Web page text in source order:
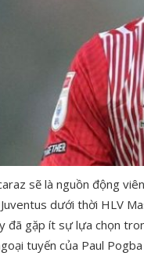
sẽ là nguồn động
dưới thời HLV
đã gặp ít sự lựa chọn
tuyến của Paul